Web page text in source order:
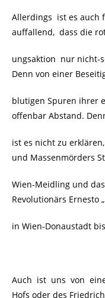
Allerdings ist es auch
auffallend, dass die
ungsaktion nur nicht-
Denn von einer
blutigen Spuren ihrer
offenbar Abstand.
ist es nicht zu
und Massenmörders
Wien-Meidling und
Revolutionärs Ernesto
in Wien-Donaustadt
Auch ist uns von
Hofs oder des